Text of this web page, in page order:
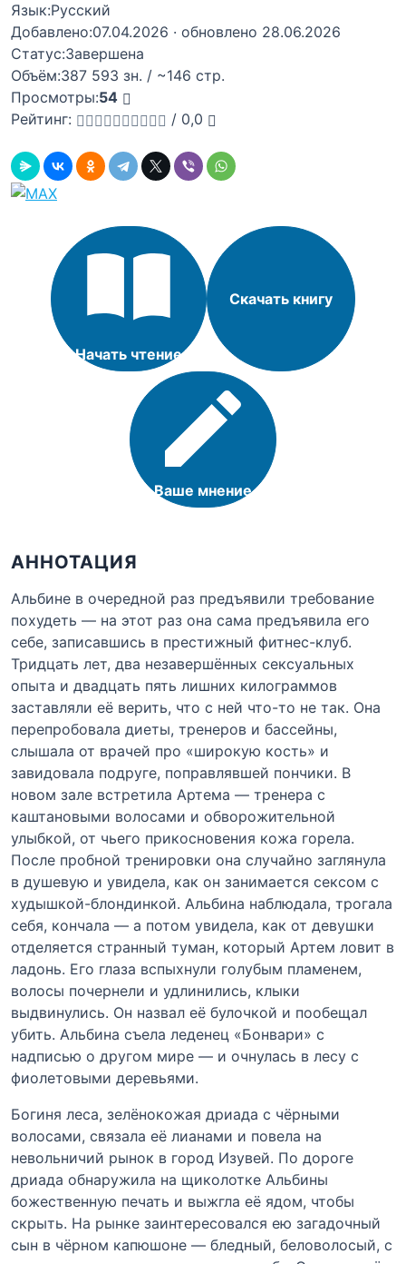
Язык:Русский
Добавлено:07.04.2026 · обновлено 28.06.2026
Статус:Завершена
Объём:387 593 зн. / ~146 стр.
Просмотры:54
Рейтинг:
/ 0,0
Начать чтение
Скачать книгу
Ваше мнение
АННОТАЦИЯ
Альбине в очередной раз предъявили требование
похудеть — на этот раз она сама предъявила его
себе, записавшись в престижный фитнес-клуб.
Тридцать лет, два незавершённых сексуальных
опыта и двадцать пять лишних килограммов
заставляли её верить, что с ней что-то не так. Она
перепробовала диеты, тренеров и бассейны,
слышала от врачей про «широкую кость» и
завидовала подруге, поправлявшей пончики. В
новом зале встретила Артема — тренера с
каштановыми волосами и обворожительной
улыбкой, от чьего прикосновения кожа горела.
После пробной тренировки она случайно заглянула
в душевую и увидела, как он занимается сексом с
худышкой-блондинкой. Альбина наблюдала, трогала
себя, кончала — а потом увидела, как от девушки
отделяется странный туман, который Артем ловит в
ладонь. Его глаза вспыхнули голубым пламенем,
волосы почернели и удлинились, клыки
выдвинулись. Он назвал её булочкой и пообещал
убить. Альбина съела леденец «Бонвари» с
надписью о другом мире — и очнулась в лесу с
фиолетовыми деревьями.
Богиня леса, зелёнокожая дриада с чёрными
волосами, связала её лианами и повела на
невольничий рынок в город Изувей. По дороге
дриада обнаружила на щиколотке Альбины
божественную печать и выжгла её ядом, чтобы
скрыть. На рынке заинтересовался ею загадочный
сын в чёрном капюшоне — бледный, беловолосый, с